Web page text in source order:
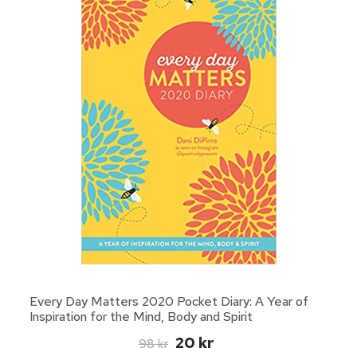
Every Day Matters 2020 Pocket Diary: A Year of
Inspiration for the Mind, Body and Spirit
98 kr 20 kr